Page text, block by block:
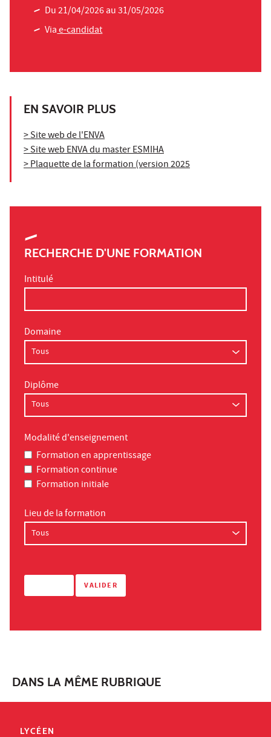
Du 21/04/2026 au 31/05/2026
Viae-candidat
EN SAVOIR PLUS
> Site web de l'ENVA
> Site web ENVA du master ESMIHA
> Plaquette de la formation (version 2025
RECHERCHE D'UNE FORMATION
Intitulé
Domaine
Diplôme
Modalité d'enseignement
Formation en apprentissage
Formation continue
Formation initiale
Lieu de la formation
DANS LA MÊME RUBRIQUE
LYCÉEN